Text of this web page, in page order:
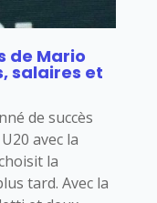
de Mario
salaires et
de succès
avec la
la
tard. Avec la